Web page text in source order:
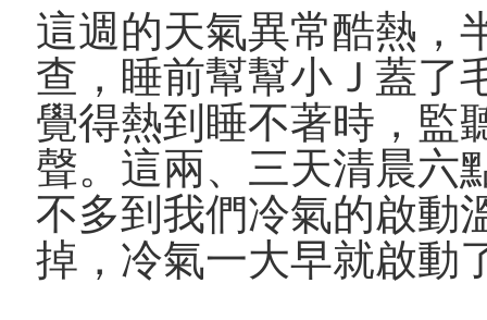
這週的天氣異常酷熱，
查，睡前幫幫小Ｊ蓋了
覺得熱到睡不著時，監
聲。這兩、三天清晨六
不多到我們冷氣的啟動
掉，冷氣一大早就啟動